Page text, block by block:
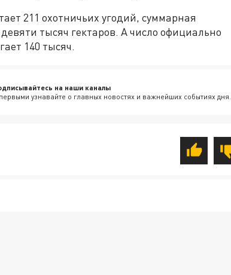
211 охотничьих угодий, суммарная
тысяч гектаров. А число официально
140 тысяч.
на наши каналы
узнавайте о главных новостях и важнейших событиях дня.